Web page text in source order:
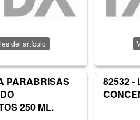
del artículo
PARABRISAS
250 ML.
82532 -